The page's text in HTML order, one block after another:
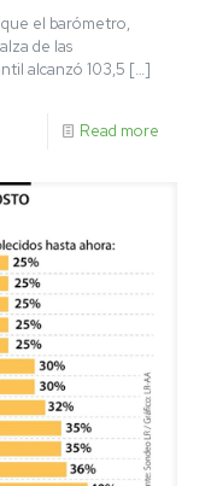
el barómetro,
de las
alcanzó 103,5 […]
Read more